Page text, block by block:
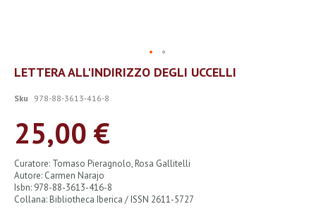
Vai
all'inizio
galleria
immagini
LETTERA ALL'INDIRIZZO DEGLI UCCELLI
Sku 978-88-3613-416-8
25,00 €
Curatore: Tomaso Pieragnolo, Rosa Gallitelli
Autore: Carmen Narajo
Isbn: 978-88-3613-416-8
Collana: Bibliotheca Iberica / ISSN 2611-5727